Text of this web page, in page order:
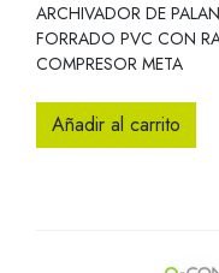
ARCHIVADOR DE
FORRADO PVC CON
COMPRESOR META
Añadir al carrito